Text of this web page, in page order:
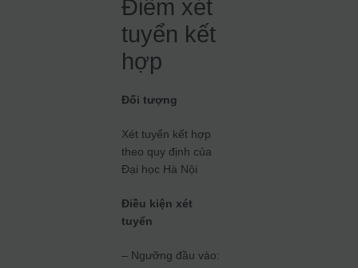
Điểm xét
tuyển kết
hợp
Đối tượng
Xét tuyển kết hợp
theo quy định của
Đại học Hà Nội
Điều kiện xét
tuyển
– Ngưỡng đầu vào: